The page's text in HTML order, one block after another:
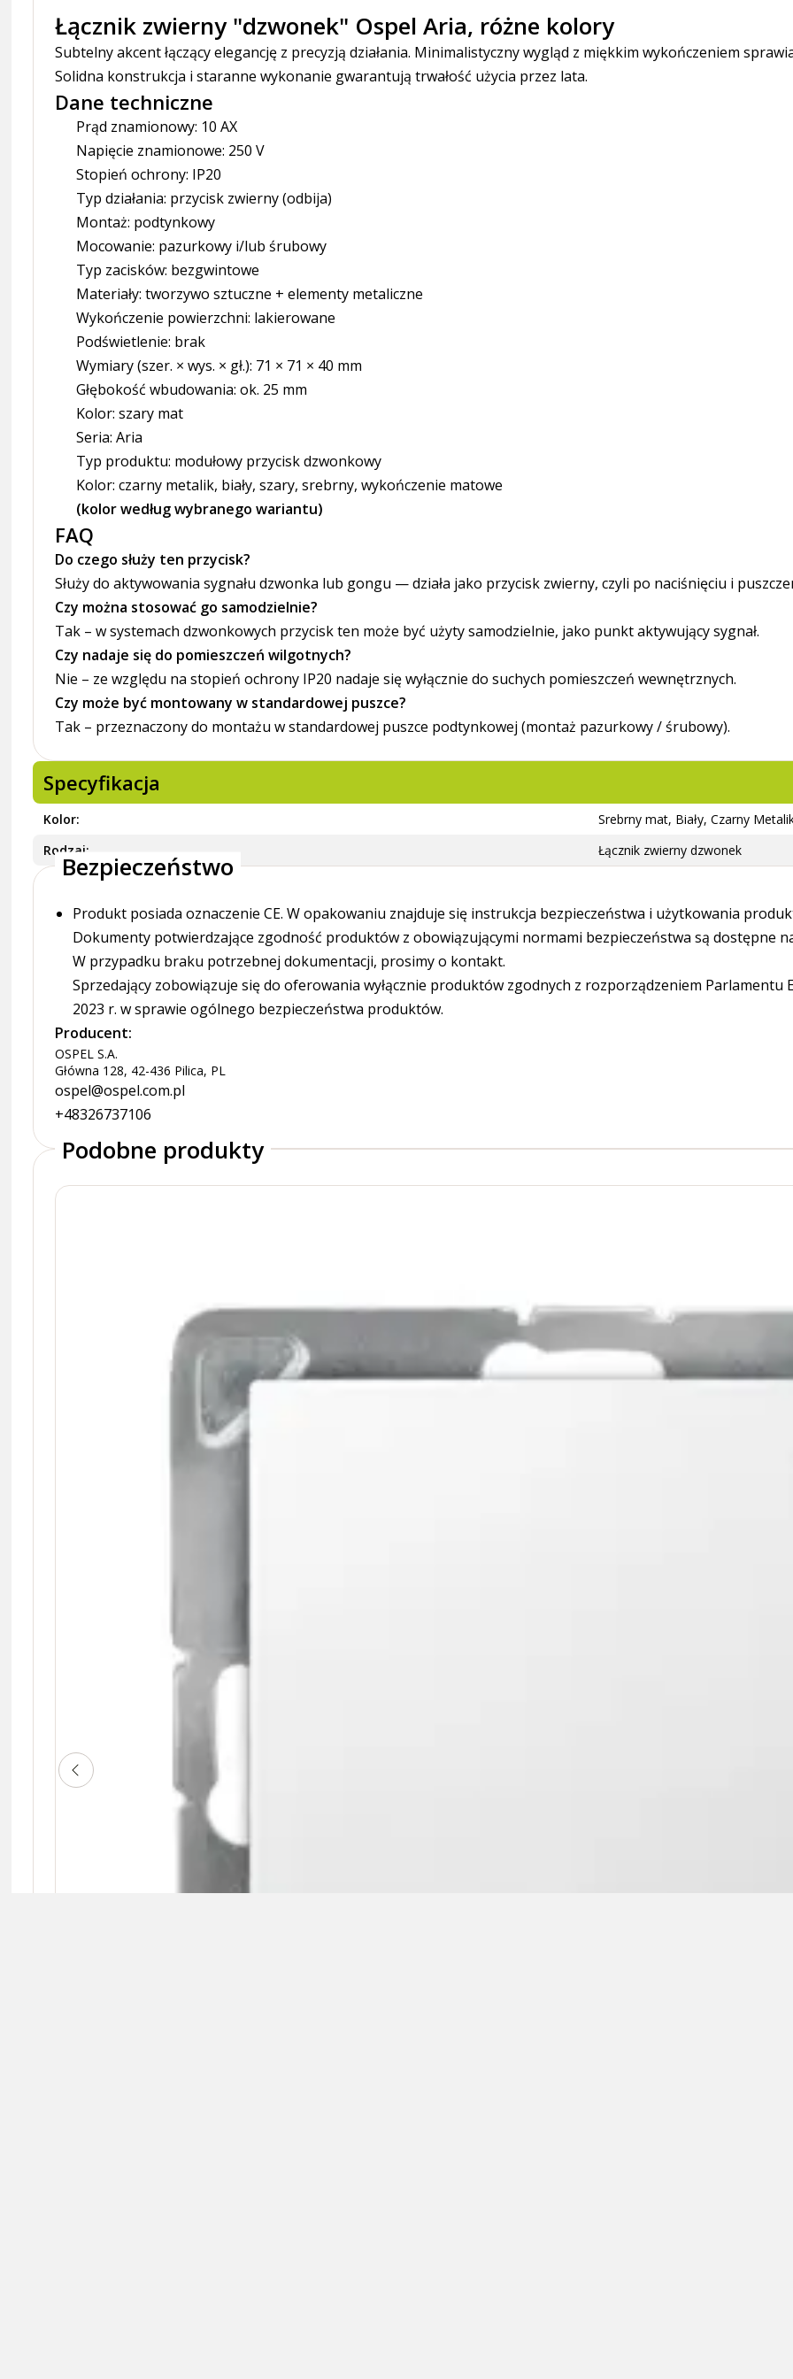
Łącznik zwierny "dzwonek" Ospel Aria, różne kolory
Subtelny akcent łączący elegancję z precyzją działania. Minimalistyczny wygląd z miękkim wykończeniem
Solidna konstrukcja i staranne wykonanie gwarantują trwałość użycia przez lata.
Dane techniczne
Prąd znamionowy: 10 AX
Napięcie znamionowe: 250 V
Stopień ochrony: IP20
Typ działania: przycisk zwierny (odbija)
Montaż: podtynkowy
Mocowanie: pazurkowy i/lub śrubowy
Typ zacisków: bezgwintowe
Materiały: tworzywo sztuczne + elementy metaliczne
Wykończenie powierzchni: lakierowane
Podświetlenie: brak
Wymiary (szer. × wys. × gł.): 71 × 71 × 40 mm
Głębokość wbudowania: ok. 25 mm
Kolor: szary mat
Seria: Aria
Typ produktu: modułowy przycisk dzwonkowy
Kolor: czarny metalik, biały, szary, srebrny, wykończenie matowe
(kolor według wybranego wariantu)
FAQ
Do czego służy ten przycisk?
Służy do aktywowania sygnału dzwonka lub gongu — działa jako przycisk zwierny, czyli po naciśnięciu i
Czy można stosować go samodzielnie?
Tak – w systemach dzwonkowych przycisk ten może być użyty samodzielnie, jako punkt aktywujący sygnał.
Czy nadaje się do pomieszczeń wilgotnych?
Nie – ze względu na stopień ochrony IP20 nadaje się wyłącznie do suchych pomieszczeń wewnętrznych.
Czy może być montowany w standardowej puszce?
Tak – przeznaczony do montażu w standardowej puszce podtynkowej (montaż pazurkowy / śrubowy).
Specyfikacja
Kolor
Srebrny mat, Biały, Czarny
Rodzaj
Łącznik zwierny dzwonek
Bezpieczeństwo
Produkt posiada oznaczenie CE. W opakowaniu znajduje się instrukcja bezpieczeństwa i użytkowania
Dokumenty potwierdzające zgodność produktów z obowiązującymi normami bezpieczeństwa są dostępne
W przypadku braku potrzebnej dokumentacji, prosimy o kontakt.
Sprzedający zobowiązuje się do oferowania wyłącznie produktów zgodnych z rozporządzeniem Parlamentu
2023 r. w sprawie ogólnego bezpieczeństwa produktów.
Producent:
OSPEL S.A.
Główna 128, 42-436 Pilica, PL
ospel@ospel.com.pl
+48326737106
Podobne produkty